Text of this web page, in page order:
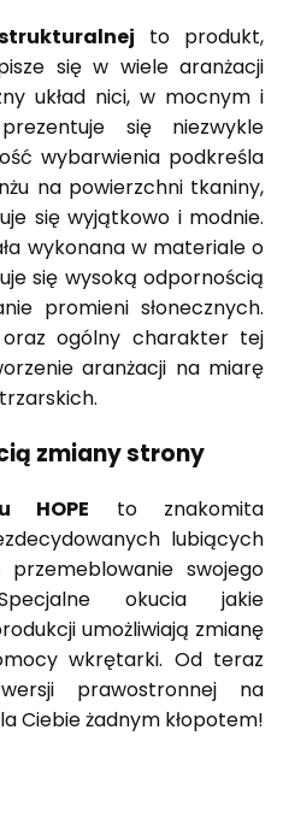
to produkt,
się w wiele aranżacji
układ nici, w mocnym i
się niezwykle
wybarwienia podkreśla
na powierzchni tkaniny,
się wyjątkowo i modnie.
wykonana w materiale o
się wysoką odpornością
promieni słonecznych.
ogólny charakter tej
aranżacji na miarę
zmiany strony
HOPE to znakomita
lubiących
swojego
okucia jakie
umożliwiają zmianę
wkrętarki. Od teraz
prawostronnej na
Ciebie żadnym kłopotem!